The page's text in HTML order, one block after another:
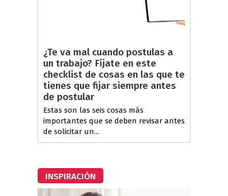
¿Te va mal cuando postulas a
un trabajo? Fíjate en este
checklist de cosas en las que te
tienes que fijar siempre antes
de postular
Estas son las seis cosas más
importantes que se deben revisar antes
de solicitar un...
INSPIRACIÓN